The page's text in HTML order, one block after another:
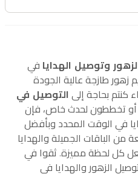
وتوصيل الهدايا في
طازجة عالية الجودة
كنتم بحاجة إلى التوصيل في
أو تخططون لحدث خاص، فإن
في الوقت المحدد وبأفضل
من الباقات الجميلة والهدايا
كل لحظة مميزة. ثقوا في
الزهور والهدايا في